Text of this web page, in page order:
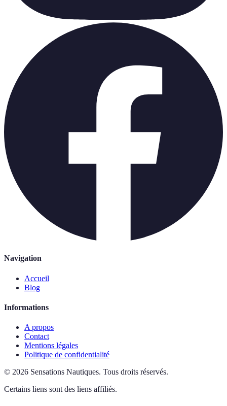
Navigation
Accueil
Blog
Informations
A propos
Contact
Mentions légales
Politique de confidentialité
© 2026 Sensations Nautiques. Tous droits réservés.
Certains liens sont des liens affiliés.